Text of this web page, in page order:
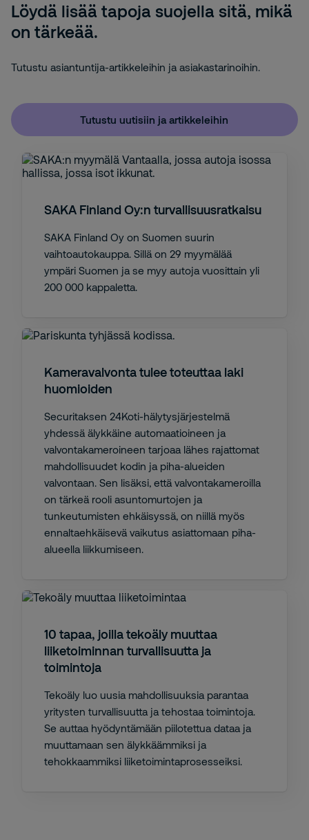
Löydä lisää tapoja suojella sitä, mikä
on tärkeää.
Tutustu asiantuntija-artikkeleihin ja asiakastarinoihin.
Tutustu uutisiin ja artikkeleihin
SAKA Finland Oy:n turvallisuusratkaisu
SAKA Finland Oy on Suomen suurin
vaihtoautokauppa. Sillä on 29 myymälää
ympäri Suomen ja se myy autoja vuosittain yli
200 000 kappaletta.
Kameravalvonta tulee toteuttaa laki
huomioiden
Securitaksen 24Koti-hälytysjärjestelmä
yhdessä älykkäine automaatioineen ja
valvontakameroineen tarjoaa lähes rajattomat
mahdollisuudet kodin ja piha-alueiden
valvontaan. Sen lisäksi, että valvontakameroilla
on tärkeä rooli asuntomurtojen ja
tunkeutumisten ehkäisyssä, on niillä myös
ennaltaehkäisevä vaikutus asiattomaan piha-
alueella liikkumiseen.
10 tapaa, joilla tekoäly muuttaa
liiketoiminnan turvallisuutta ja
toimintoja
Tekoäly luo uusia mahdollisuuksia parantaa
yritysten turvallisuutta ja tehostaa toimintoja.
Se auttaa hyödyntämään piilotettua dataa ja
muuttamaan sen älykkäämmiksi ja
tehokkaammiksi liiketoimintaprosesseiksi.